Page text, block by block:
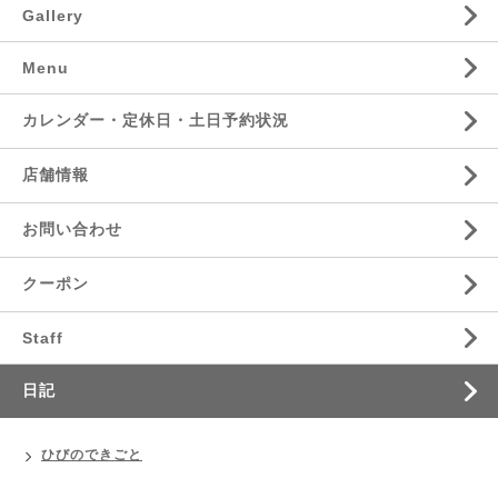
Gallery
Menu
カレンダー・定休日・土日予約状況
店舗情報
お問い合わせ
クーポン
Staff
日記
ひびのできごと